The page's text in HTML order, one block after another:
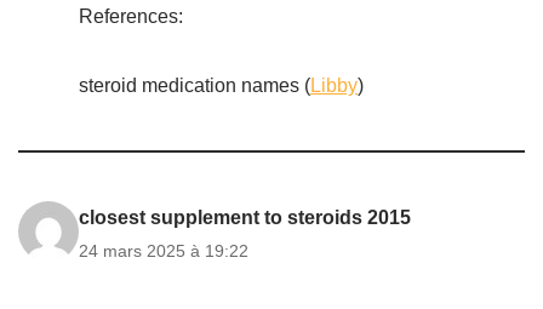
References:
steroid medication names (Libby)
closest supplement to steroids 2015
24 mars 2025 à 19:22